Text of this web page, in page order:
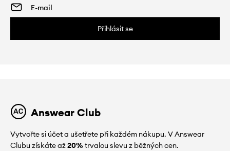
Přihlásit se
Answear Club
Vytvořte si účet a ušetřete při každém nákupu. V Answear
Clubu získáte až20%trvalou slevu z běžných cen.